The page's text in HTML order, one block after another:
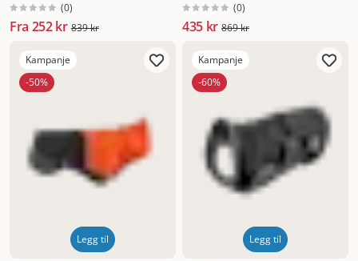
(0)
Fra 252 kr 839 kr
(0)
435 kr 869 kr
Kampanje
-50%
Legg til
Kampanje
-60%
Legg til